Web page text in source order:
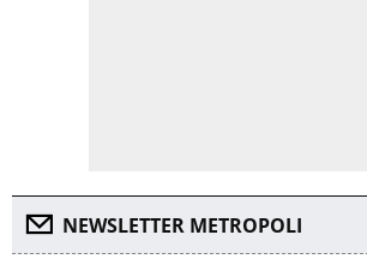
NEWSLETTER METROPOLI